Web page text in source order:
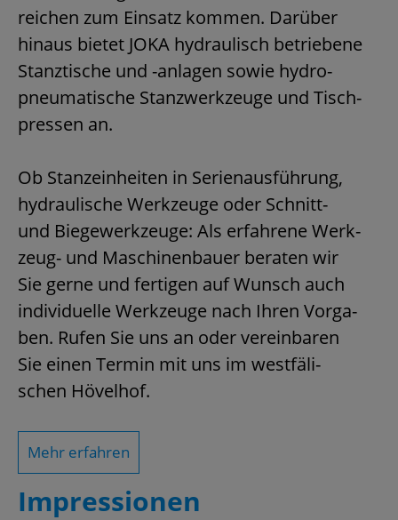
rei­chen zum Ein­satz kom­men. Dar­über
hin­aus bie­tet JOKA hy­drau­lisch be­trie­be­ne
Stanz­ti­sche und -an­la­gen sowie hy­dro-
pneu­ma­ti­sche Stanz­werk­zeu­ge und Tisch­
pres­sen an.
Ob Stanz­ein­hei­ten in Se­ri­en­aus­füh­rung,
hy­drau­li­sche Werk­zeu­ge oder Schnitt-
und Bie­ge­werk­zeu­ge: Als er­fah­re­ne Werk­
zeug- und Ma­schi­nen­bau­er be­ra­ten wir
Sie gerne und fer­ti­gen auf Wunsch auch
in­di­vi­du­el­le Werk­zeu­ge nach Ihren Vor­ga­
ben. Rufen Sie uns an oder ver­ein­ba­ren
Sie einen Ter­min mit uns im west­fä­li­
schen Hö­vel­hof.
Mehr er­fah­ren
Im­pres­sio­nen